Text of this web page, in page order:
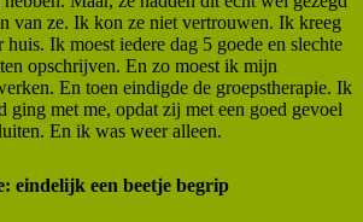
van ze. Ik kon ze niet vertrouwen. Ik kreeg
huis. Ik moest iedere dag 5 goede en slechte
opschrijven. En zo moest ik mijn
En toen eindigde de groepstherapie. Ik
ging met me, opdat zij met een goed gevoel
En ik was weer alleen.
eindelijk een beetje begrip